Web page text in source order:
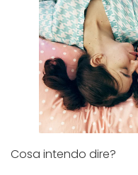
Cosa intendo dire?